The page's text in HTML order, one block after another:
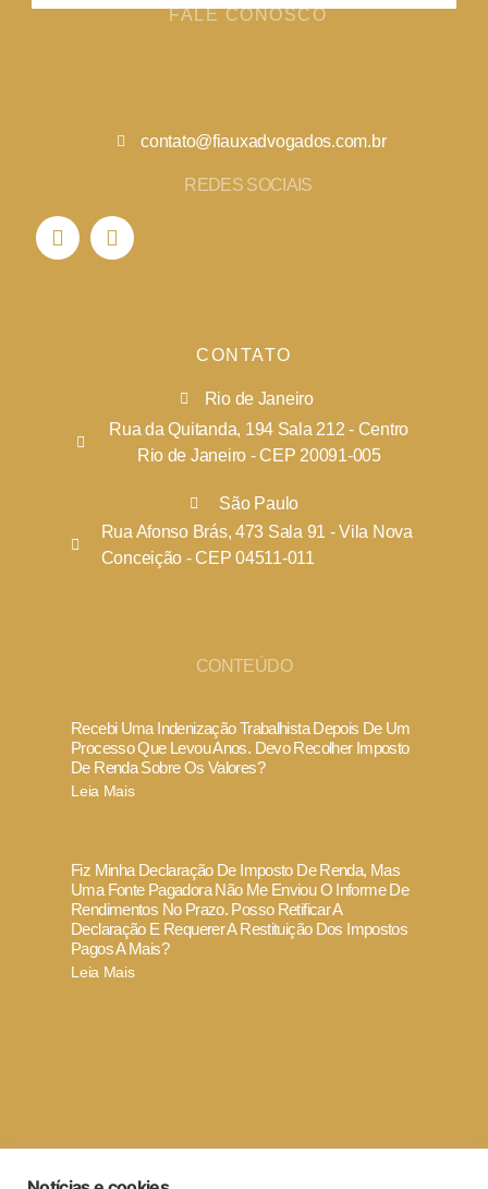
FALE CONOSCO
contato@fiauxadvogados.com.br
REDES SOCIAIS
CONTATO
Rio de Janeiro
Rua da Quitanda, 194 Sala 212 - Centro
Rio de Janeiro - CEP 20091-005
São Paulo
Rua Afonso Brás, 473 Sala 91 - Vila Nova
Conceição - CEP 04511-011
CONTEÚDO
Recebi Uma Indenização Trabalhista Depois De Um
Processo Que Levou Anos. Devo Recolher Imposto
De Renda Sobre Os Valores?
Leia Mais
Fiz Minha Declaração De Imposto De Renda, Mas
Uma Fonte Pagadora Não Me Enviou O Informe De
Rendimentos No Prazo. Posso Retificar A
Declaração E Requerer A Restituição Dos Impostos
Pagos A Mais?
Leia Mais